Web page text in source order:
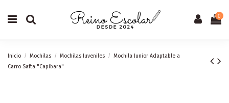
0
Inicio Mochilas Mochilas Juveniles
Mochila Junior Adaptable a
Carro Safta "Capibara"